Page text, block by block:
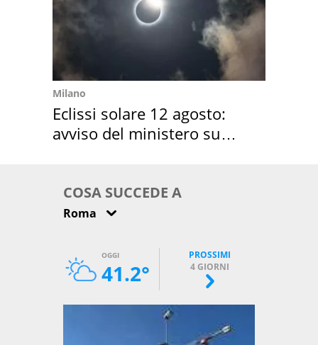
Milano
Eclissi solare 12 agosto:
avviso del ministero su